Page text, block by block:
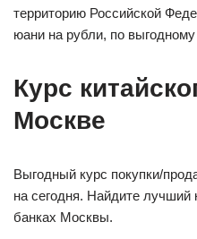
территорию Российской
юани на рубли, по
Курс
Москве
Выгодный курс покупки/
на сегодня. Найдите лучший
банках Москвы.